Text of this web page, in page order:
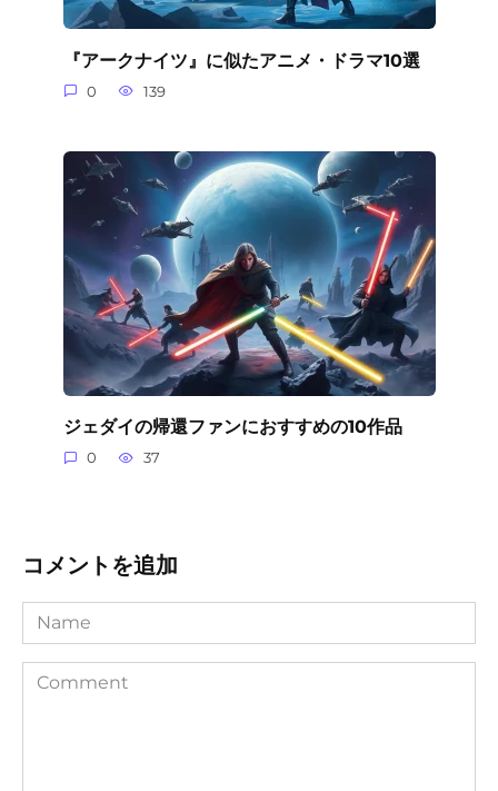
『アークナイツ』に似たアニメ・ドラマ10選
0 139
ジェダイの帰還ファンにおすすめの10作品
0 37
コメントを追加
Name
Comment